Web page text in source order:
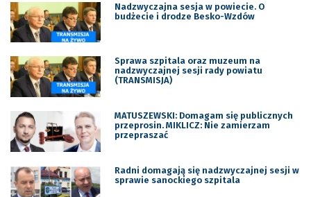
Nadzwyczajna sesja w powiecie. O
budżecie i drodze Besko-Wzdów
Sprawa szpitala oraz muzeum na
nadzwyczajnej sesji rady powiatu
(TRANSMISJA)
MATUSZEWSKI: Domagam się publicznych
przeprosin. MIKLICZ: Nie zamierzam
przepraszać
Radni domagają się nadzwyczajnej sesji w
sprawie sanockiego szpitala